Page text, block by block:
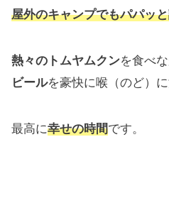
屋外のキャンプでもパパッ
熱々のトムヤムクンを食べな
ビールを豪快に喉（のど）に
最高に幸せの時間です。